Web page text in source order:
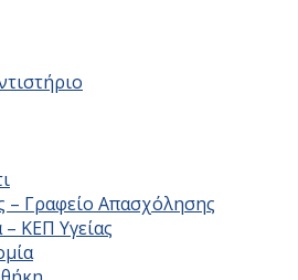
– Γραφείο Απασχόλησης
– ΚΕΠ Υγείας